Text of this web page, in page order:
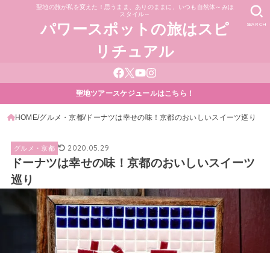
聖地の旅が私を変えた！思うまま、ありのままに、いつも自然体～みほ
スタイル～
パワースポットの旅はスピ
リチュアル
SEARCH
聖地ツアースケジュールはこちら！
HOME グルメ・京都 ドーナツは幸せの味！京都のおいしいスイーツ巡り
グルメ・京都 2020.05.29
ドーナツは幸せの味！京都のおいしいスイーツ
巡り